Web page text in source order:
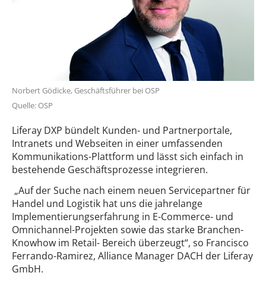
Norbert Gödicke, Geschäftsführer bei OSP
Quelle: OSP
Liferay DXP bündelt Kunden- und Partnerportale,
Intranets und Webseiten in einer umfassenden
Kommunikations-Plattform und lässt sich einfach in
bestehende Geschäftsprozesse integrieren.
„Auf der Suche nach einem neuen Servicepartner für
Handel und Logistik hat uns die jahrelange
Implementierungserfahrung in E-Commerce- und
Omnichannel-Projekten sowie das starke Branchen-
Knowhow im Retail- Bereich überzeugt“, so Francisco
Ferrando-Ramirez, Alliance Manager DACH der Liferay
GmbH.